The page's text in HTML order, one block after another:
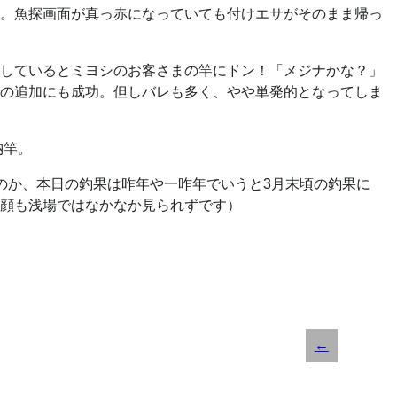
魚探画面が真っ赤になっていても付けエサがそのまま帰っ
いるとミヨシのお客さまの竿にドン！「メジナかな？」
追加にも成功。但しバレも多く、やや単発的となってしま
。
、本日の釣果は昨年や一昨年でいうと3月末頃の釣果に
も浅場ではなかなか見られずです）
←